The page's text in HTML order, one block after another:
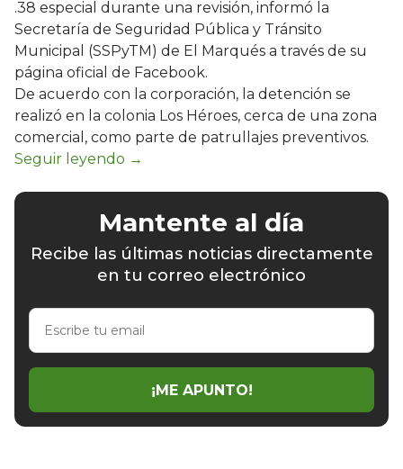
.38 especial durante una revisión, informó la
Secretaría de Seguridad Pública y Tránsito
Municipal (SSPyTM) de El Marqués a través de su
página oficial de Facebook.
De acuerdo con la corporación, la detención se
realizó en la colonia Los Héroes, cerca de una zona
comercial, como parte de patrullajes preventivos.
Mantente al día
Recibe las últimas noticias directamente
en tu correo electrónico
Escribe
email
¡ME APUNTO!